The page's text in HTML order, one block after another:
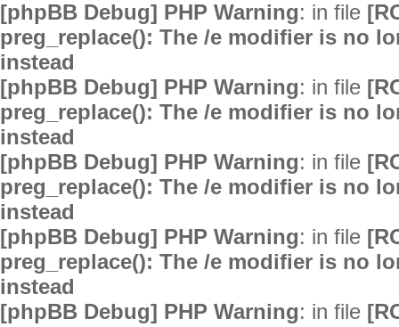
[phpBB Debug] PHP Warning: in file
preg_replace(): The /e modifier is no
instead
[phpBB Debug] PHP Warning: in file
preg_replace(): The /e modifier is no
instead
[phpBB Debug] PHP Warning: in file
preg_replace(): The /e modifier is no
instead
[phpBB Debug] PHP Warning: in file
preg_replace(): The /e modifier is no
instead
[phpBB Debug] PHP Warning: in file